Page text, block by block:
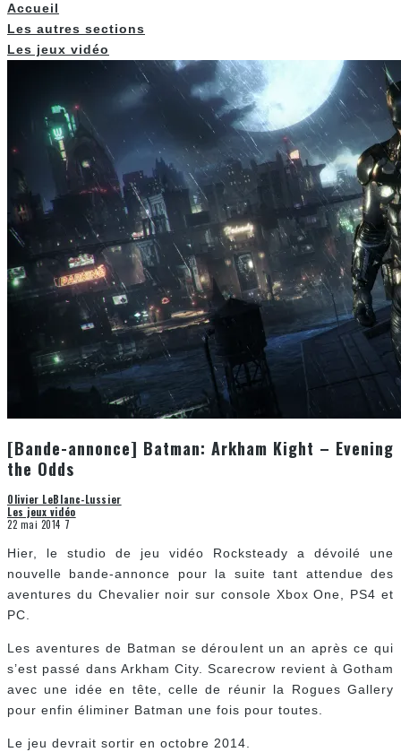
Accueil
Les autres sections
Les jeux vidéo
[Bande-annonce] Batman: Arkham Kight – Evening
the Odds
Olivier LeBlanc-Lussier
Les jeux vidéo
22 mai 2014 7
Hier, le studio de jeu vidéo Rocksteady a dévoilé une
nouvelle bande-annonce pour la suite tant attendue des
aventures du Chevalier noir sur console Xbox One, PS4 et
PC.
Les aventures de Batman se déroulent un an après ce qui
s’est passé dans Arkham City. Scarecrow revient à Gotham
avec une idée en tête, celle de réunir la Rogues Gallery
pour enfin éliminer Batman une fois pour toutes.
Le jeu devrait sortir en octobre 2014.